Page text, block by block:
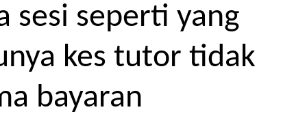
sesi seperti yang
kes tutor tidak
bayaran